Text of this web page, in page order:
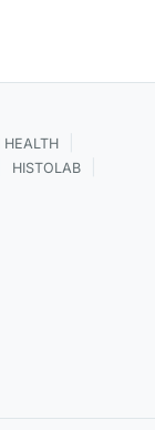
HEALTH
HISTOLAB